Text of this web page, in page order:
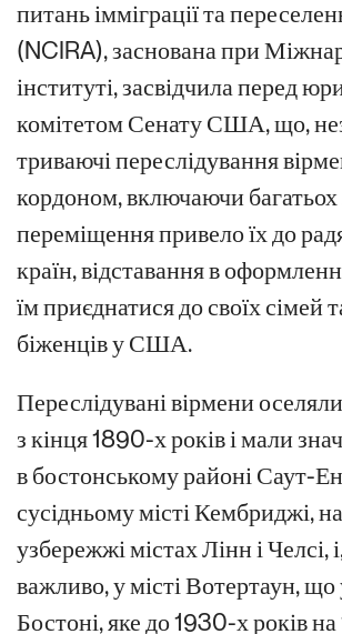
питань імміграції та
(NCIRA), заснована при
інституті, засвідчила перед
комітетом Сенату США, що,
триваючі переслідування
кордоном, включаючи багатьох
переміщення привело їх до
країн, відставання в
їм приєднатися до своїх сімей
біженців у США.
Переслідувані вірмени
з кінця 1890-х років і мали
в бостонському районі Саут-
сусідньому місті Кембриджі,
узбережжі містахЛінн і Челсі,
важливо, у місті Вотертаун,
Бостоні, яке до 1930-х років